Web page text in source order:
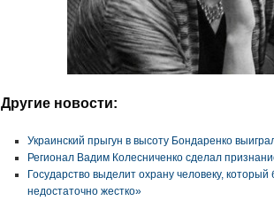
Другие новости:
Украинский прыгун в высоту Бондаренко
Регионал Вадим Колесниченко сделал
Государство выделит охрану человеку,
недостаточно жестко»